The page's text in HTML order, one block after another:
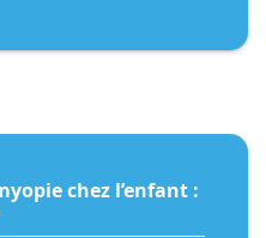
chez l’enfant :